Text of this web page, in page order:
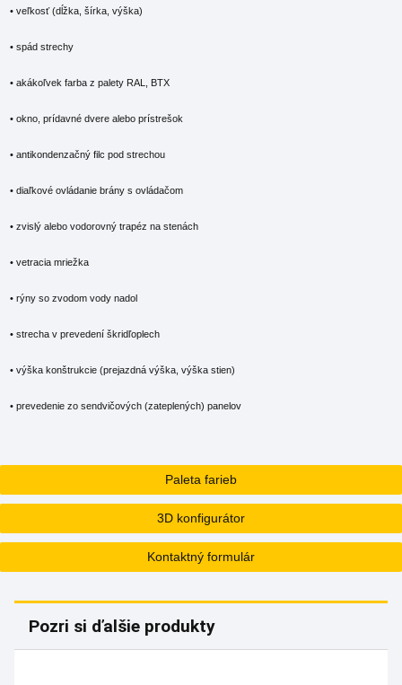
Paleta farieb
3D konfigurátor
Kontaktný formulár
• veľkosť (dĺžka, šírka, výška)
• spád strechy
• akákoľvek farba z palety RAL, BTX
• okno, prídavné dvere alebo prístrešok
• antikondenzačný filc pod strechou
• diaľkové ovládanie brány s ovládačom
• zvislý alebo vodorovný trapéz na stenách
• vetracia mriežka
• rýny so zvodom vody nadol
• strecha v prevedení škridľoplech
• výška konštrukcie (prejazdná výška, výška stien)
• prevedenie zo sendvičových (zateplených) panelov
Pozri si ďalšie produkty